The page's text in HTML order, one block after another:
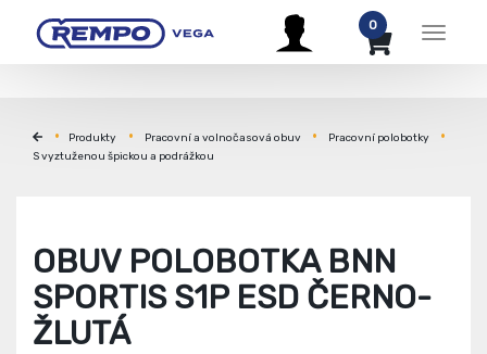
Menu
0
Produkty Pracovní a volnočasová obuv
Pracovní polobotky
S vyztuženou špickou a podrážkou
OBUV POLOBOTKA BNN
SPORTIS S1P ESD ČERNO-
ŽLUTÁ